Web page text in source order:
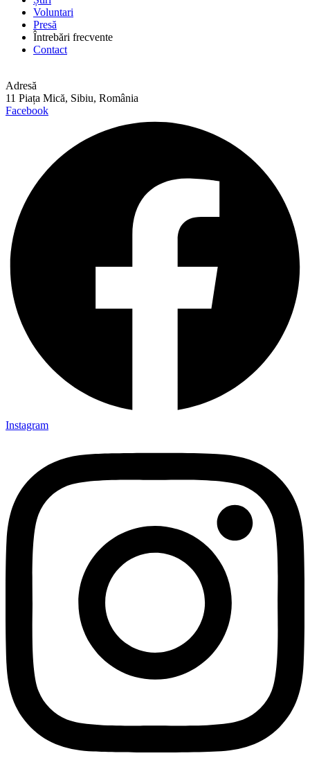
Voluntari
Presă
Întrebări frecvente
Contact
Adresă
11 Piața Mică, Sibiu, România
Facebook
Instagram